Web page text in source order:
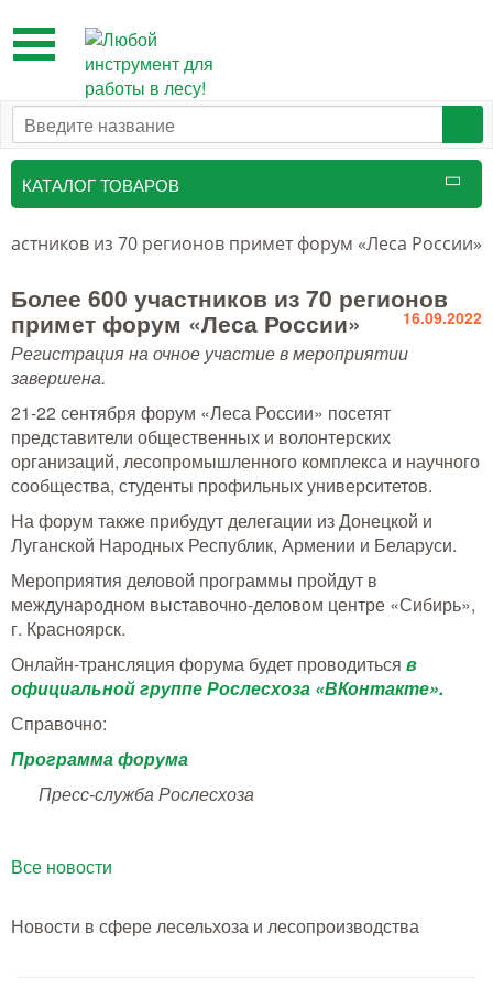
Toggle
navigation
КАТАЛОГ ТОВАРОВ
Таксационный инструмент
Маркировочные средства
Бензоинструмент и
принадлежности
Аншлаги противопожарные, панно
аренды, знаки
Одежда для работы в лесу
Снаряжение лесника и егеря
Лесовосстановление
Библиотека лесника
Снаряжение арбориста
Оборудование для паркового
Распродажа
из 70 регионов примет форум «Леса России»
Более 600 участников из 70 регионов
примет форум «Леса России» 16.09.2022
Регистрация на очное участие в мероприятии
завершена.
21-22 сентября форум «Леса России» посетят
представители общественных и волонтерских
организаций, лесопромышленного комплекса и научного
сообщества, студенты профильных университетов.
На форум также прибудут делегации из Донецкой и
Луганской Народных Республик, Армении и Беларуси.
Мероприятия деловой программы пройдут в
международном выставочно-деловом центре «Сибирь»,
г. Красноярск.
Онлайн-трансляция форума будет проводиться в
официальной группе Рослесхоза «ВКонтакте».
Справочно:
Программа форума
Пресс-служба Рослесхоза
Все новости
Новости в сфере лесельхоза и лесопроизводства